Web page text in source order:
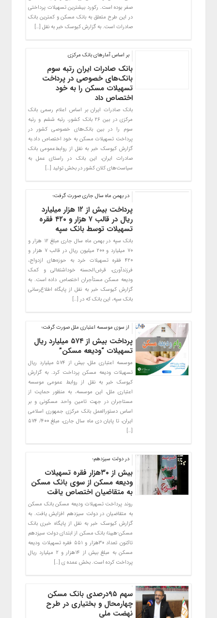
صفر بوده است. رکورد بیشترین تسهیلات پرداختی
در این طرح متعلق به بانک مسکن و کمترین بانک
صادرات است. به گزارش کیوسک خبر به نقل […]
بر اساس آمارهای بانک مرکزی
بانک صادرات ایران رتبه سوم
بانک‌های خصوصی در پرداخت
تسهیلات مسکن را به خود
اختصاص داد
​بانک صادرات ایران بر اساس اعلام رسمی بانک
مرکزی در بین ۲۶ بانک کشور، رتبه ششم و رتبه
سوم را در بین بانک‌های خصوصی کشور در
پرداخت تسهیلات مسکن به خود اختصاص داد.به
گزارش کیوسک خبر به نقل از روابط‌عمومی بانک
صادرات ایران، این بانک در راستای عمل به
سیاست‌های کلان کشور در بخش تولید […]
در بهمن ‌ماه سال جاری صورت گرفت؛
پرداخت بیش از ۱۲ هزار میلیارد
ریال در قالب ۷ هزار و ۴۲۰ فقره
تسهیلات توسط بانک سپه
بانک سپه در بهمن ماه سال جاری مبلغ ۱۲ هزار و
۷۰ میلیارد و ۲۰۰ میلیون ریال در قالب ۷ هزار و
۴۲۰ فقره تسهیلات خرد به حوزه‌های ازدواج،
فرزندآوری، قرض‌الحسنه خوداشتغالی و کمک
ودیعه مسکن مستأجران اختصاص داده است. به
گزارش کیوسک خبر به نقل از پایگاه اطلاع‌رسانی
بانک سپه، این بانک که در […]
از سوی موسسه اعتباری ملل صورت گرفت؛
پرداخت بیش از ۵۷۴ میلیارد ریال
تسهیلات “ودیعه مسکن”
موسسه اعتباری ملل، بیش از ۵۷۴ میلیارد ریال
تسهیلات ودیعه مسکن پرداخت کرد. به گزارش
کیوسک خبر به نقل از روابط عمومی موسسه
اعتباری ملل، این موسسه، به منظور حمایت از
مستاجران در جهت تامین واحد مسکونی و بر
اساس دستورالعمل بانک مرکزی جمهوری اسلامی
ایران، تا پایان دی ماه سال جاری، مبلغ ۴۰۰/ ۵۷۴
[…]
در دولت سیزدهم؛
بیش از ۳۰هزار فقره تسهیلات
ودیعه مسکن از سوی بانک مسکن
به متقاضیان اختصاص یاقت
روند پرداخت تسهیلات ودیعه مسکن بانک مسکن
به متقاضیان در دولت سیزدهم افزایش یافت. به
گزارش کیوسک خبر به نقل از پایگاه خبری بانک
مسکن-هیبنا؛ بانک مسکن از ابتدای دولت سیزدهم
تاکنون تعداد ۳۰هزار و ۵۵۱ فقره تسهیلات ودیعه
مسکن به مبلغ بیش از ۱۴هزار و ۲ میلیارد ریال
پرداخت کرده است. بخش عمده ی […]
سهم ۹۵درصدی بانک مسکن
چهارمحال و بختیاری در طرح
نهضت ملی